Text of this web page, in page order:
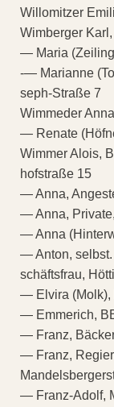
Willomitzer
Wimberger
— Maria
-— Marianne
seph-Straße 7
Wimmeder
— Renate
Wimmer Alois,
hofstraße 15
— Anna,
— Anna,
— Anna
— Anton, selbst.
schäftsfrau,
— Elvira (Molk),
— Emmerich,
— Franz,
— Franz,
— Franz-Adolf,